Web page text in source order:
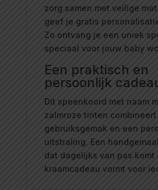
zorg samen met veilige
geef je gratis
Zo ontvang je een uniek
speciaal voor jouw baby
Een praktisch en
persoonlijk
Dit speenkoord met naam
zalmroze tinten combineert
gebruiksgemak en een
uitstraling. Een
dat dagelijks van pas komt
kraamcadeau vormt voor